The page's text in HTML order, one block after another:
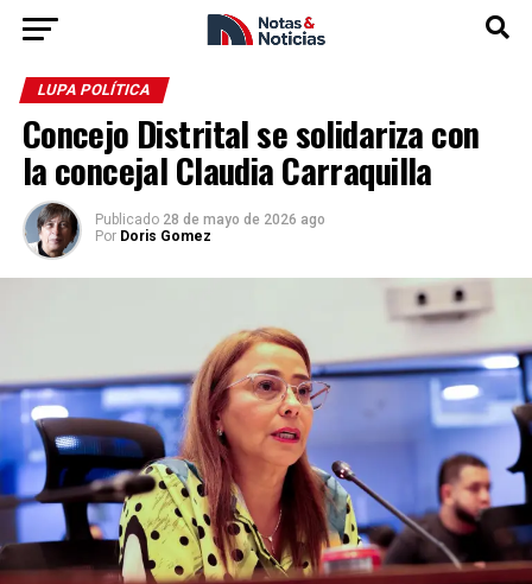
LUPA POLÍTICA
Concejo Distrital se solidariza con
la concejal Claudia Carraquilla
Publicado 28 de mayo de 2026 ago
Por Doris Gomez